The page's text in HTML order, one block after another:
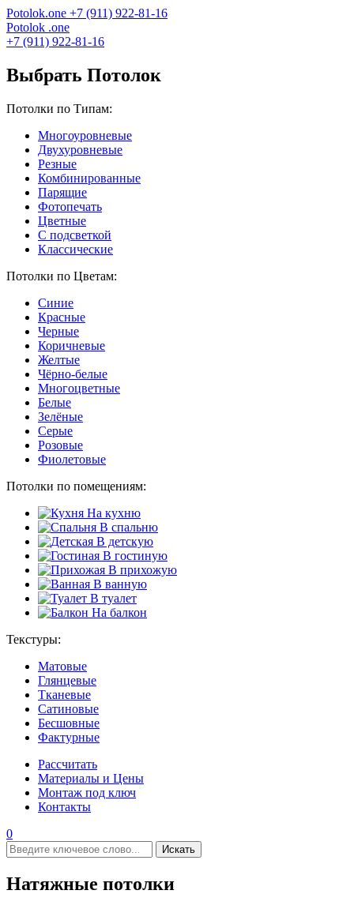
Potolok.one +7 (911) 922-81-16
Potolok .one
+7 (911) 922-81-16
Выбрать Потолок
Потолки по Типам:
Многоуровневые
Двухуровневые
Резные
Комбинированные
Парящие
Фотопечать
Цветные
С подсветкой
Классические
Потолки по Цветам:
Синие
Красные
Черные
Коричневые
Желтые
Чёрно-белые
Многоцветные
Белые
Зелёные
Серые
Розовые
Фиолетовые
Потолки по помещениям:
На кухню
В спальню
В детскую
В гостиную
В прихожую
В ванную
В туалет
На балкон
Текстуры:
Матовые
Глянцевые
Тканевые
Сатиновые
Бесшовные
Фактурные
Рассчитать
Материалы и Цены
Монтаж под ключ
Контакты
0
Искать
Натяжные потолки